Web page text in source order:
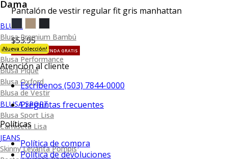
Dama
BLUSA
Blusa Premium Bambú
¡Nueva Colección!
Blusa Performance
Blusa Piqué
Blusa Oxford
Blusa de Vestir
BLUSA SPORT
Blusa Sport Lisa
Camiseta Lisa
JEANS
Skinny Levanta Pompis
Pantalón de vestir regular fit gris manhattan
$53.95
TU TERCERA PRENDA GRATIS
Atención al cliente
Escríbenos (503) 7844-0000
Preguntas frecuentes
Políticas
Política de compra
Política de devoluciones